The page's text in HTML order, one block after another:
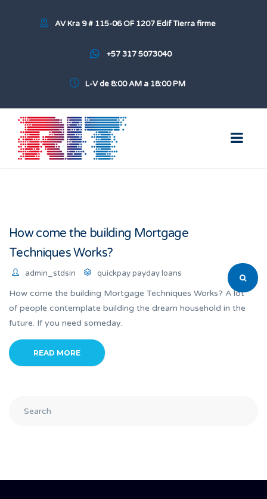
AV Kra 9 # 115-06 OF 1207 Edif Tierra firme
+57 317 5073040
L-V de 8:00 AM a 18:00 PM
How come the building Mortgage
Techniques Works?
admin_stdsin quickpay payday loans
How come the building Mortgage Techniques Works? A lot
of people contemplate building the dream household in the
future. If you need someday.
READ MORE